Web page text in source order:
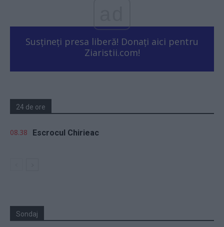
Susțineți presa liberă! Donați aici pentru
Ziaristii.com!
24 de ore
08.38 Escrocul Chirieac
Sondaj